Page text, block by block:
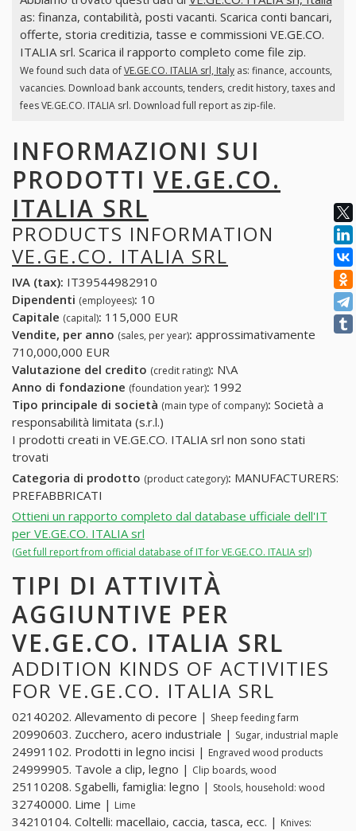
as: finanza, contabilità, posti vacanti. Scarica conti bancari,
offerte, storia creditizia, tasse e commissioni VE.GE.CO.
ITALIA srl. Scarica il rapporto completo come file zip.
We found such data ofVE.GE.CO. ITALIA srl, Italyas: finance, accounts,
vacancies. Download bank accounts, tenders, credit history, taxes and
fees VE.GE.CO. ITALIA srl. Download full report as zip-file.
INFORMAZIONI SUI
PRODOTTI VE.GE.CO.
ITALIA SRL
PRODUCTS INFORMATION
VE.GE.CO. ITALIA SRL
IVA (tax): IT39544982910
Dipendenti (employees): 10
Capitale (capital): 115,000 EUR
Vendite, per anno (sales, per year): approssimativamente
710,000,000 EUR
Valutazione del credito (credit rating): N\A
Anno di fondazione (foundation year): 1992
Tipo principale di società (main type of company): Società a
responsabilità limitata (s.r.l.)
I prodotti creati in VE.GE.CO. ITALIA srl non sono stati
trovati
Categoria di prodotto (product category): MANUFACTURERS:
PREFABBRICATI
Ottieni un rapporto completo dal database ufficiale dell'IT
per VE.GE.CO. ITALIA srl
(Get full report from official database of IT for VE.GE.CO. ITALIA srl)
TIPI DI ATTIVITÀ
AGGIUNTIVE PER
VE.GE.CO. ITALIA SRL
ADDITION KINDS OF ACTIVITIES
FOR VE.GE.CO. ITALIA SRL
02140202. Allevamento di pecore | Sheep feeding farm
20990603. Zucchero, acero industriale | Sugar, industrial maple
24991102. Prodotti in legno incisi | Engraved wood products
24999905. Tavole a clip, legno | Clip boards, wood
25110208. Sgabelli, famiglia: legno | Stools, household: wood
32740000. Lime | Lime
34210104. Coltelli: macellaio, caccia, tasca, ecc. | Knives: